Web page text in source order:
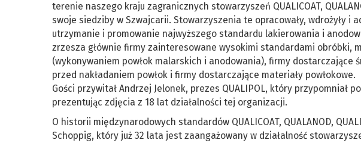
terenie naszego kraju zagranicznych stowarzyszeń QUALICOAT,
swoje siedziby w Szwajcarii. Stowarzyszenia te opracowały, wdrożyły i
utrzymanie i promowanie najwyższego standardu lakierowania i
zrzesza głównie firmy zainteresowane wysokimi standardami obróbki,
(wykonywaniem powłok malarskich i anodowania), firmy
przed nakładaniem powłok i firmy dostarczające materiały powłokowe.
Gości przywitał Andrzej Jelonek, prezes QUALIPOL, który przypomniał
prezentując zdjęcia z 18 lat działalności tej organizacji.
O historii międzynarodowych standardów QUALICOAT, QUALANOD,
Schoppig, który już 32 lata jest zaangażowany w działalność